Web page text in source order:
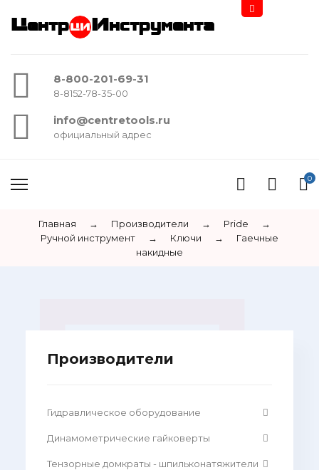
Центр Инструмента
8-800-201-69-31
8-8152-78-35-00
info@centretools.ru
официальный адрес
0
Главная → Производители → Pride
→
Ручной инструмент
→ Ключи →
Гаечные
накидные
Производители
Гидравлическое оборудование
Динамометрические гайковерты
Тензорные домкраты - шпильконатяжители